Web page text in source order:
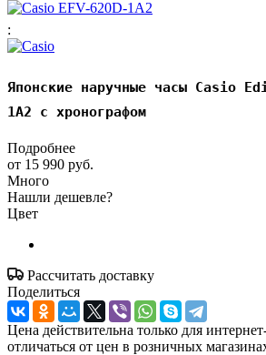
:
Японские наручные часы Casio
1A2 с хронографом
Подробнее
от 15 990 руб.
Много
Нашли дешевле?
Цвет
Рассчитать доставку
Поделиться
Цена действительна только для
отличаться от цен в розничных